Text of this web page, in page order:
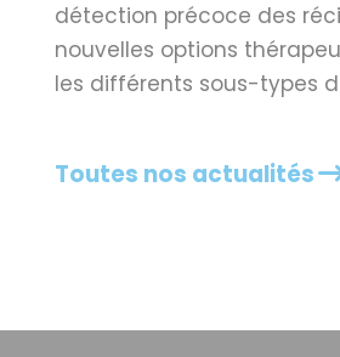
détection précoce des
nouvelles options
les différents sous-types
Toutes nos actualités